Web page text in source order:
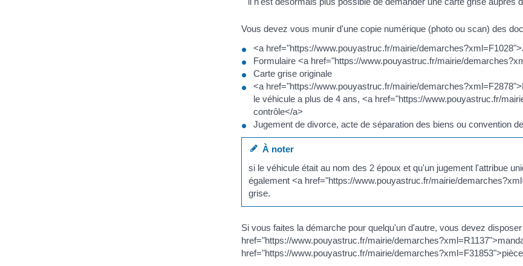
Vous devez vous munir d'une copie numérique (photo ou scan) des
<a href="https://www.pouyastruc.fr/mairie/
Formulaire <a href="https://www.pouyastruc.fr/mairie/
Carte grise originale
<a href="https://www.pouyastruc.fr/mairie/
le véhicule a plus de 4 ans, <a href="https://www.pouyastruc.fr/
contrôle</a>
Jugement de divorce, acte de séparation des biens ou convention
À noter
si le véhicule était au nom des 2 époux et qu'un jugement l'attribue
également <a href="https://www.pouyastruc.fr/mairie/
grise.
Si vous faites la démarche pour quelqu'un d'autre, vous devez
href="https://www.pouyastruc.fr/mairie/
href="https://www.pouyastruc.fr/mairie/